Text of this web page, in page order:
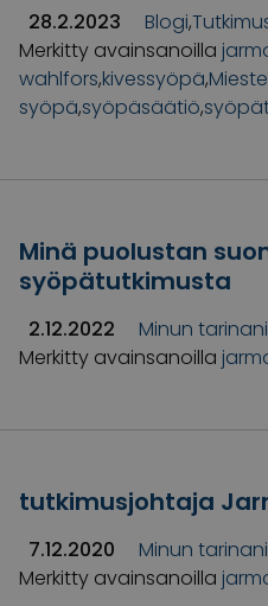
28.2.2023 Blogi,
Merkitty avainsanoilla
wahlfors,kivessyöpä,
syöpä,syöpäsäätiö,
Minä puolustan
syöpätutkimusta
2.12.2022
Minun tarinani
Merkitty avainsanoilla
tutkimusjohtaja
7.12.2020
Minun tarinani
Merkitty avainsanoilla